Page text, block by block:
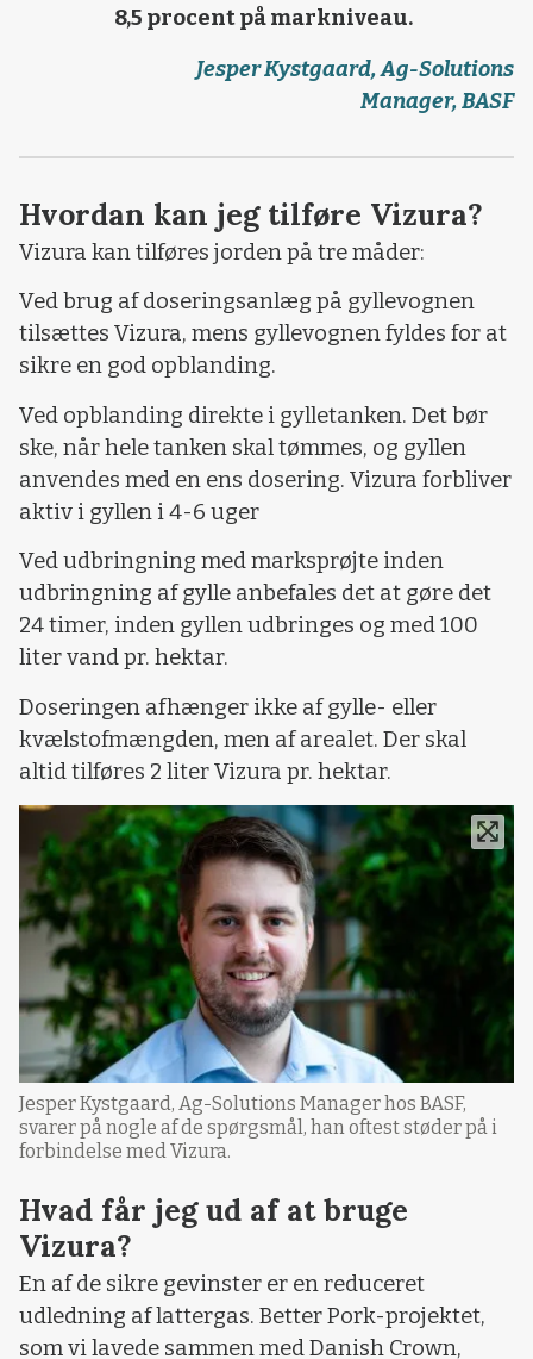
8,5 procent på markniveau.
Jesper Kystgaard, Ag-Solutions
Manager, BASF
Hvordan kan jeg tilføre Vizura?
Vizura kan tilføres jorden på tre måder:
Ved brug af doseringsanlæg på gyllevognen
tilsættes Vizura, mens gyllevognen fyldes for at
sikre en god opblanding.
Ved opblanding direkte i gylletanken. Det bør
ske, når hele tanken skal tømmes, og gyllen
anvendes med en ens dosering. Vizura forbliver
aktiv i gyllen i 4-6 uger
Ved udbringning med marksprøjte inden
udbringning af gylle anbefales det at gøre det
24 timer, inden gyllen udbringes og med 100
liter vand pr. hektar.
Doseringen afhænger ikke af gylle- eller
kvælstofmængden, men af arealet. Der skal
altid tilføres 2 liter Vizura pr. hektar.
Jesper Kystgaard, Ag-Solutions Manager hos BASF,
svarer på nogle af de spørgsmål, han oftest støder på i
forbindelse med Vizura.
Hvad får jeg ud af at bruge
Vizura?
En af de sikre gevinster er en reduceret
udledning af lattergas. Better Pork-projektet,
som vi lavede sammen med Danish Crown,